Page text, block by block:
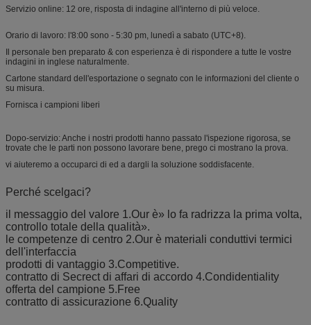
Servizio online: 12 ore, risposta di indagine all'interno di più veloce.
Orario di lavoro: l'8:00 sono - 5:30 pm, lunedì a sabato (UTC+8).
Il personale ben preparato & con esperienza è di rispondere a tutte le vostre
indagini in inglese naturalmente.
Cartone standard dell'esportazione o segnato con le informazioni del cliente o
su misura.
Fornisca i campioni liberi
Dopo-servizio: Anche i nostri prodotti hanno passato l'ispezione rigorosa, se
trovate che le parti non possono lavorare bene, prego ci mostrano la prova.
vi aiuteremo a occuparci di ed a dargli la soluzione soddisfacente.
Perché scelgaci?
il messaggio del valore 1.Our è» lo fa radrizza la prima volta,
controllo totale della qualità».
le competenze di centro 2.Our è materiali conduttivi termici
dell'interfaccia
prodotti di vantaggio 3.Competitive.
contratto di Secrect di affari di accordo 4.Condidentiality
offerta del campione 5.Free
contratto di assicurazione 6.Quality